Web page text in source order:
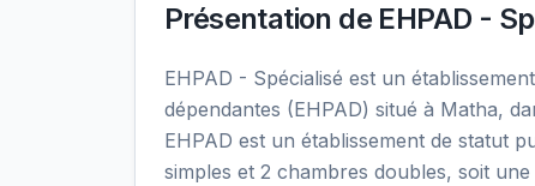
Présentation de EHPAD -
EHPAD - Spécialisé est un
dépendantes (EHPAD) situé à Matha,
EHPAD est un établissement de statut
simples et 2 chambres doubles, soit